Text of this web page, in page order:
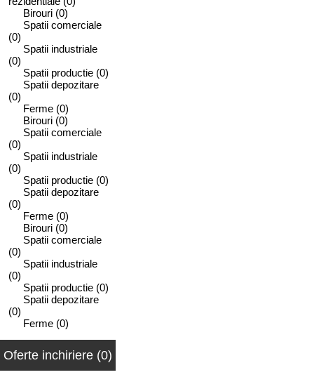
Birouri (0)
Spatii comerciale
(0)
Spatii industriale
(0)
Spatii productie (0)
Spatii depozitare
(0)
Ferme (0)
Birouri (0)
Spatii comerciale
(0)
Spatii industriale
(0)
Spatii productie (0)
Spatii depozitare
(0)
Ferme (0)
Birouri (0)
Spatii comerciale
(0)
Spatii industriale
(0)
Spatii productie (0)
Spatii depozitare
(0)
Ferme (0)
Oferte inchiriere (0)